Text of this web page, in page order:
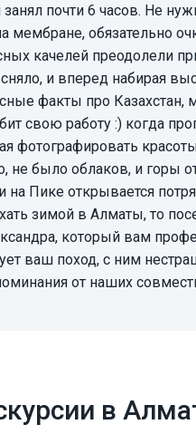
почти 6 часов. Не
мембране, обязательно
качелей преодолели
сняло, и вперед набирая
факты про Казахстан,
свою работу :) когда
фотографировать
не было облаков, и горы
Пике открывается
зимой в Алматы, то
который вам
ваш поход, с ним
от наших
в